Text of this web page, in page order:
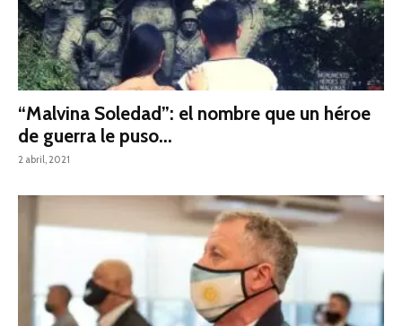
“Malvina Soledad”: el nombre que un héroe
de guerra le puso...
2 abril, 2021